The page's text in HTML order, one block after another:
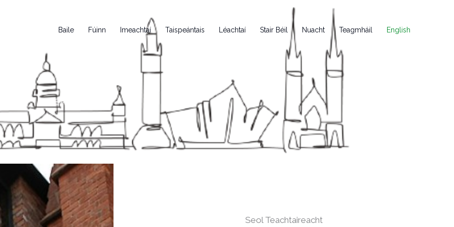
Baile Fúinn Imeachtaí Taispeántais Léachtaí Stair Béil Nuacht Teagmháil English
TEAGHMHÁIL
Seol Teachtaireacht